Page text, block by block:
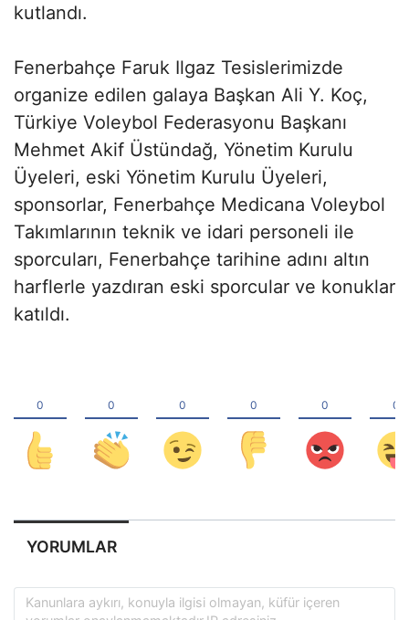
kutlandı.
Fenerbahçe Faruk Ilgaz Tesislerimizde
organize edilen galaya Başkan Ali Y. Koç,
Türkiye Voleybol Federasyonu Başkanı
Mehmet Akif Üstündağ, Yönetim Kurulu
Üyeleri, eski Yönetim Kurulu Üyeleri,
sponsorlar, Fenerbahçe Medicana Voleybol
Takımlarının teknik ve idari personeli ile
sporcuları, Fenerbahçe tarihine adını altın
harflerle yazdıran eski sporcular ve konuklar
katıldı.
YORUMLAR